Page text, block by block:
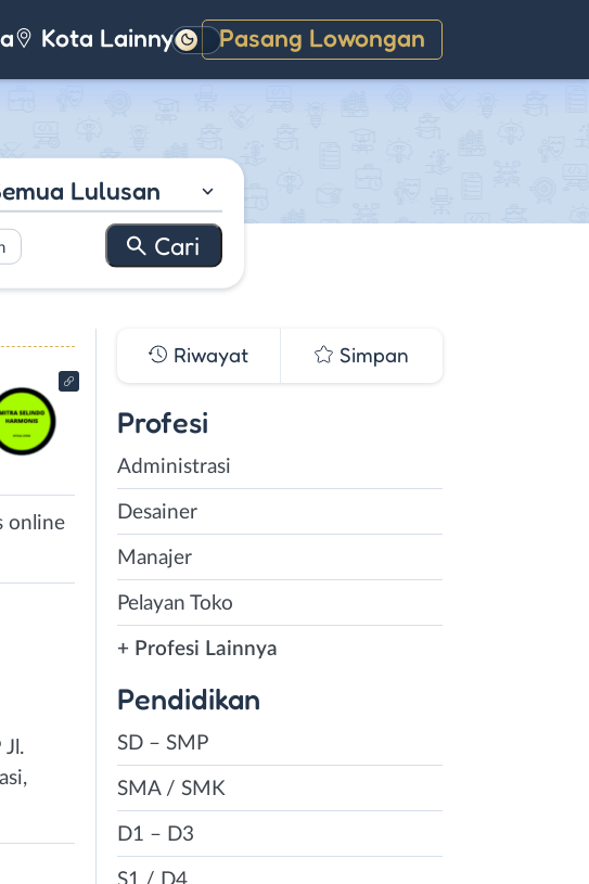
Kota Lainnya Pasang Lowongan
Gelap
Lulusan
online
Jl.
Riwayat Simpan
Profesi
Administrasi
Desainer
Manajer
Pelayan Toko
+ Profesi Lainnya
Pendidikan
SD – SMP
SMA / SMK
D1 – D3